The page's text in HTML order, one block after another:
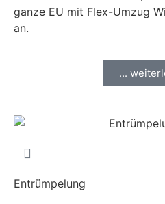
ganze EU mit Flex-Umzug
an.
...
Entrümpelung